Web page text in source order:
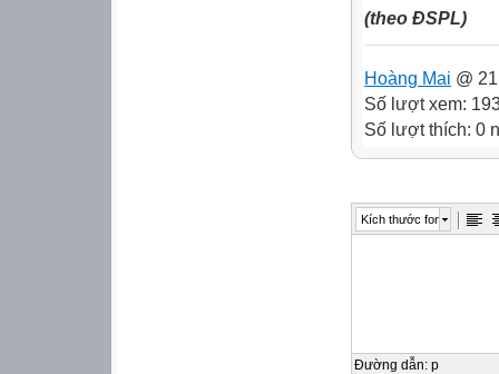
(theo ĐSPL)
Hoàng Mai @
Số lượt xem:
Số lượt thích: 0
Kích thước font
Đường dẫn: p